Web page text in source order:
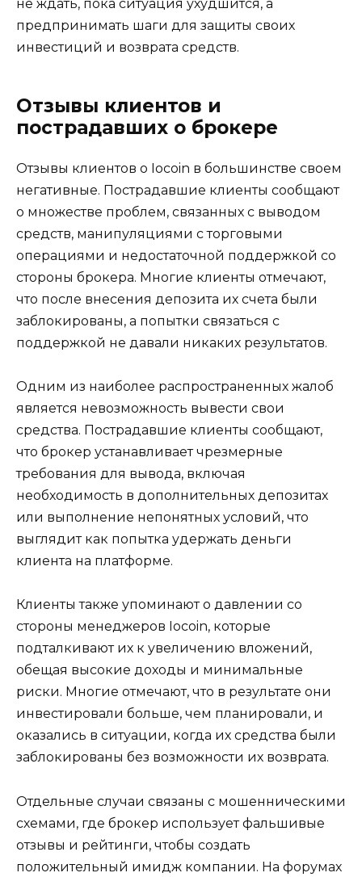
не ждать, пока ситуация ухудшится, а
предпринимать шаги для защиты своих
инвестиций и возврата средств.
Отзывы клиентов и
пострадавших о брокере
Отзывы клиентов о Iocoin в большинстве своем
негативные. Пострадавшие клиенты сообщают
о множестве проблем, связанных с выводом
средств, манипуляциями с торговыми
операциями и недостаточной поддержкой со
стороны брокера. Многие клиенты отмечают,
что после внесения депозита их счета были
заблокированы, а попытки связаться с
поддержкой не давали никаких результатов.
Одним из наиболее распространенных жалоб
является невозможность вывести свои
средства. Пострадавшие клиенты сообщают,
что брокер устанавливает чрезмерные
требования для вывода, включая
необходимость в дополнительных депозитах
или выполнение непонятных условий, что
выглядит как попытка удержать деньги
клиента на платформе.
Клиенты также упоминают о давлении со
стороны менеджеров Iocoin, которые
подталкивают их к увеличению вложений,
обещая высокие доходы и минимальные
риски. Многие отмечают, что в результате они
инвестировали больше, чем планировали, и
оказались в ситуации, когда их средства были
заблокированы без возможности их возврата.
Отдельные случаи связаны с мошенническими
схемами, где брокер использует фальшивые
отзывы и рейтинги, чтобы создать
положительный имидж компании. На форумах